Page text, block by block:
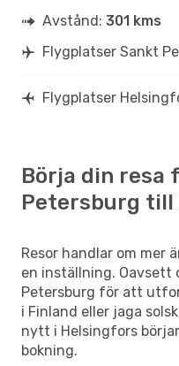
Avstånd: 301 kms
Flygplatser Sankt
Flygplatser
Börja din resa
Petersburg till
Resor handlar om mer
en inställning. Oavsett
Petersburg för att
i Finland eller jaga
nytt i Helsingfors
bokning.